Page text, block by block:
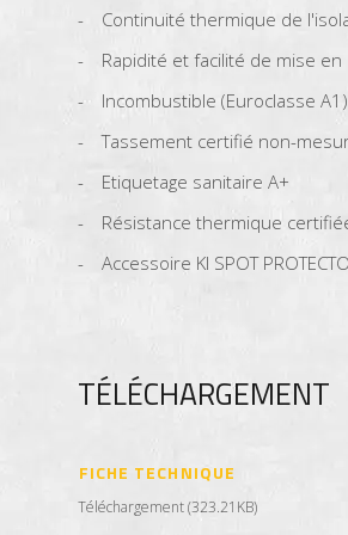
Continuité thermique de
Rapidité et facilité de mise en
Incombustible (Euroclasse A1)
Tassement certifié non-
Etiquetage sanitaire A+
Résistance thermique
Accessoire KI SPOT
TÉLÉCHARGEMENT
FICHE TECHNIQUE
Téléchargement (323.21KB)